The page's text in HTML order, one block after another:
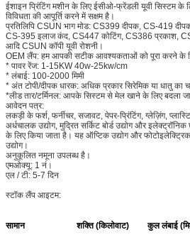
ईशाइन प्रिंटिंग मशीन के लिए ईसीओ-फ्रेंडली यूवी सिस्टम के
विविधता की आपूर्ति करने में सक्षम है।
प्रतिलिपि CSUN भाग मोड: CS399 दीपक, CS-419
CS-395 इलाज कंद, CS447 कोटिंग, CS386 प्रकाश,
आदि CSUN कॉपी यूवी रोशनी।
OEM लैंप: हम आपकी सटीक आवश्यकताओं को पूरा करने के
* पावर रेंज: 1-15KW 40w-25kw/cm
* लंबाई: 100-2000 मिमी
* अंत टोपी/दीपक धारक: अधिक प्रकार सिरेमिक या धातु का
*लीड तार/टर्मिनल: आपके सिस्टम से मेल खाने के लिए बदला
आवेदन पत्र:
लकड़ी के फर्श, फर्नीचर, सजावट, पेपर-प्रिंटिंग, ग्लेज़िंग,
अर्धचालक उद्योग, मुद्रित सर्किट बोर्ड उद्योग और
के लिए किया जाता है। यह ऑप्टिक उद्योग और
उद्योग।
अनुकूलित नमूना उपलब्ध है।
एमओक्यू: 1 नं।
एल / टी: 5-7 दिन
स्टॉक लैंप आइटम:
सामान शक्ति (किलोवाट) कुल लंबाई